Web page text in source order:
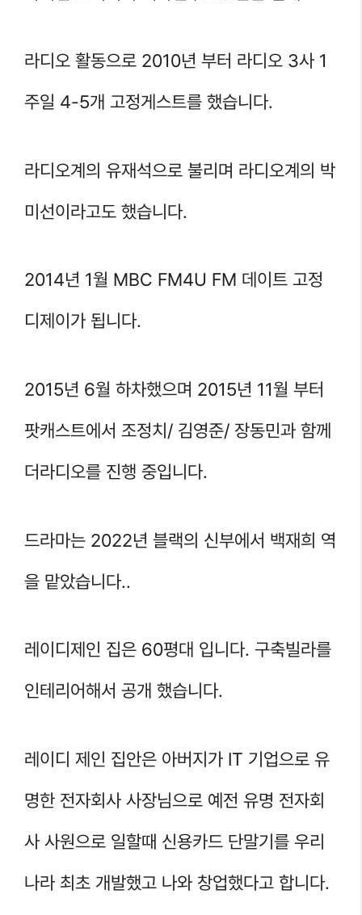
라디오 활동으로 2010년 부터 라디오 3사 1
주일 4-5개 고정게스트를 했습니다.
라디오계의 유재석으로 불리며 라디오계의 박
미선이라고도 했습니다.
2014년 1월 MBC FM4U FM 데이트 고정
디제이가 됩니다.
2015년 6월 하차했으며 2015년 11월 부터
팟캐스트에서 조정치/ 김영준/ 장동민과 함께
더라디오를 진행 중입니다.
드라마는 2022년 블랙의 신부에서 백재희 역
을 맡았습니다..
레이디제인 집은 60평대 입니다. 구축빌라를
인테리어해서 공개 했습니다.
레이디 제인 집안은 아버지가 IT 기업으로 유
명한 전자회사 사장님으로 예전 유명 전자회
사 사원으로 일할때 신용카드 단말기를 우리
나라 최초 개발했고 나와 창업했다고 합니다.